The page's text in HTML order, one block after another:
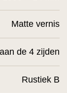
Matte vernis
de 4 zijden
Rustiek B